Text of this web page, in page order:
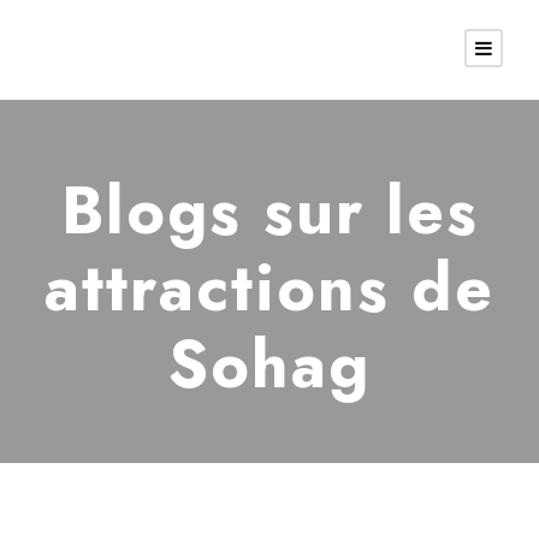
Blogs sur les
attractions de
Sohag